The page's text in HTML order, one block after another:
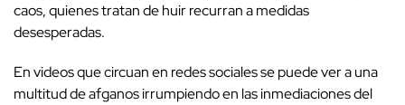
caos, quienes tratan de huir recurran a medidas
desesperadas.
En videos que circuan en redes sociales se puede ver a una
multitud de afganos irrumpiendo en las inmediaciones del